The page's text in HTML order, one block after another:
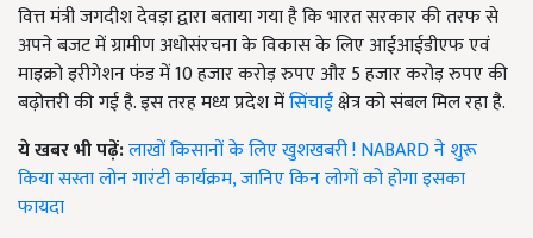
वित्त मंत्री जगदीश देवड़ा द्वारा बताया गया है कि भारत सरकार की तरफ से
अपने बजट में ग्रामीण अधोसंरचना के विकास के लिए आईआईडीएफ एवं
माइक्रो इरीगेशन फंड में 10 हजार करोड़ रुपए और 5 हजार करोड़ रुपए की
बढ़ोत्तरी की गई है. इस तरह मध्य प्रदेश मेंसिंचाईक्षेत्र को संबल मिल रहा है.
ये खबर भी पढ़ें:लाखों किसानों के लिए खुशखबरी ! NABARD ने शुरू
किया सस्ता लोन गारंटी कार्यक्रम, जानिए किन लोगों को होगा इसका
फायदा